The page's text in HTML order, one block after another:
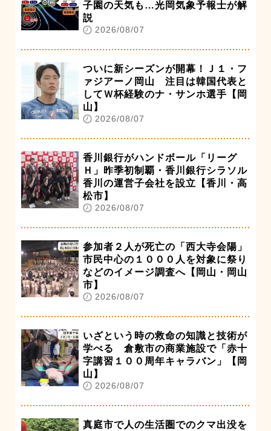
子園の天気も…光岡気象予報士が解
説
2026/08/07
ついに新シーズンが開幕！Ｊ１・フ
ァジアーノ岡山 注目は韓国代表と
してＷ杯経験のナ・サンホ選手【岡
山】
2026/08/07
香川銀行がハンドボール「リーグ
Ｈ」昨季初制覇・香川銀行シラソル
香川の運営子会社を設立【香川・高
松市】
2026/08/07
参加者２人が死亡の「西大寺会陽」
市民中心の１０００人を対象に祭り
などのイメージ調査へ【岡山・岡山
市】
2026/08/07
いざという時の救命の知識と技術が
学べる 倉敷市の商業施設で「赤十
字講習１００周年キャラバン」【岡
山】
2026/08/07
真庭市で人の生活圏でのクマ出没を